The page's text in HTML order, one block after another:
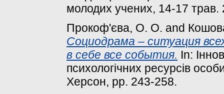
молодих учених, 14-17
Прокоф'єва, О. О. and
Социодрама – ситуация
в себе все события. In:
психологічних ресурсів
Херсон, pp. 243-258.